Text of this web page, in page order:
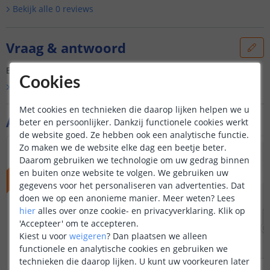
Aanvullende producten
ACTIEPRIJS
Bekijk alle 0 reviews
Vraag & antwoord
Er is nog geen vraag gesteld over dit product.
Bekijk alle Vraag & antwoord
Cookies
Met cookies en technieken die daarop lijken helpen we u
beter en persoonlijker. Dankzij functionele cookies werkt
de website goed. Ze hebben ook een analytische functie.
Zo maken we de website elke dag een beetje beter.
Daarom gebruiken we technologie om uw gedrag binnen
en buiten onze website te volgen. We gebruiken uw
gegevens voor het personaliseren van advertenties. Dat
doen we op een anonieme manier. Meer weten? Lees
hier alles over onze cookie- en privacyverklaring. Klik op
'Accepteer' om te accepteren.
Kiest u voor weigeren? Dan plaatsen we alleen
functionele en analytische cookies en gebruiken we
technieken die daarop lijken. U kunt uw voorkeuren later